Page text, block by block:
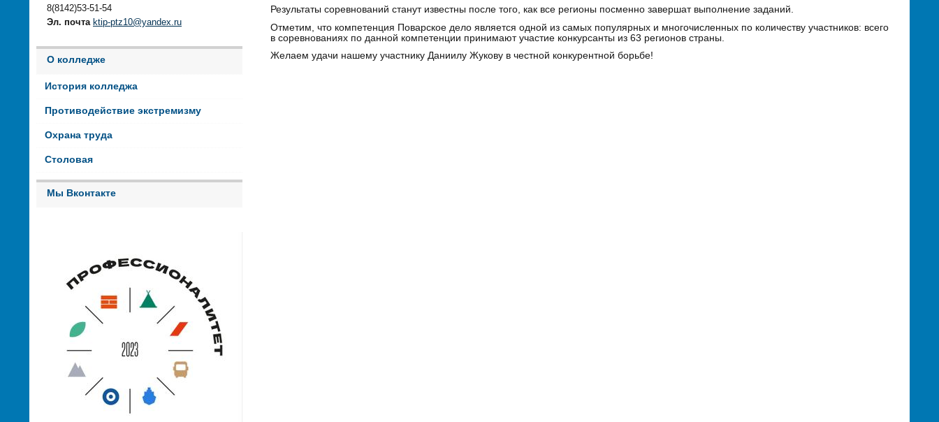
8(8142)53-51-54
Эл. почта ktip-ptz10@yandex.ru
О колледже
История колледжа
Противодействие экстремизму
Охрана труда
Столовая
Мы Вконтакте
Результаты соревнований станут известны после того, как все регионы посменно завершат выполнение заданий.
Отметим, что компетенция Поварское дело является одной из самых популярных и многочисленных по количеству участников: всего
в соревнованиях по данной компетенции принимают участие конкурсанты из 63 регионов страны.
Желаем удачи нашему участнику Даниилу Жукову в честной конкурентной борьбе!